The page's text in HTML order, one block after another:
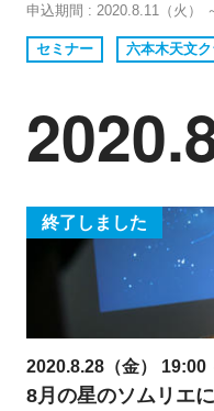
申込期間 : 2020.8.11（火）
セミナー 六本木天文
終了しました
2020.8.28（金） 19:00
8月の星のソムリエ